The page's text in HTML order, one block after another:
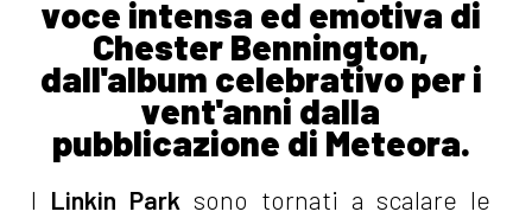
voce intensa ed emotiva di
Chester Bennington,
dall'album celebrativo per i
vent'anni dalla
pubblicazione di Meteora.
I Linkin Park sono tornati a scalare le